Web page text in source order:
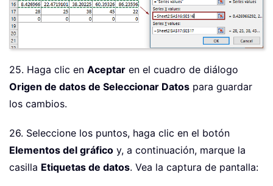
25. Haga clic en Aceptar en el cuadro de diálogo
Origen de datos de Seleccionar Datos para guardar
los cambios.
26. Seleccione los puntos, haga clic en el botón
Elementos del gráfico y, a continuación, marque la
casilla Etiquetas de datos. Vea la captura de pantalla: